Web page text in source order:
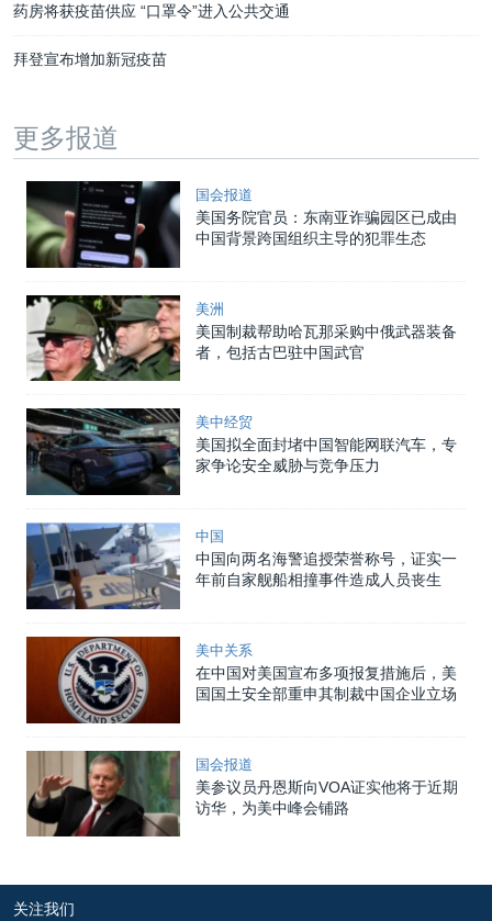
药房将获疫苗供应 “口罩令”进入公共交通
拜登宣布增加新冠疫苗
更多报道
国会报道
美国务院官员：东南亚诈骗园区已成由
中国背景跨国组织主导的犯罪生态
美洲
美国制裁帮助哈瓦那采购中俄武器装备
者，包括古巴驻中国武官
美中经贸
美国拟全面封堵中国智能网联汽车，专
家争论安全威胁与竞争压力
中国
中国向两名海警追授荣誉称号，证实一
年前自家舰船相撞事件造成人员丧生
美中关系
在中国对美国宣布多项报复措施后，美
国国土安全部重申其制裁中国企业立场
国会报道
美参议员丹恩斯向VOA证实他将于近期
访华，为美中峰会铺路
关注我们